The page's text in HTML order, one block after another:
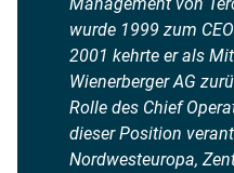
wurde 1999 zum
2001 kehrte er als
Wienerberger AG
Rolle des Chief
dieser Position
Nordwesteuropa,